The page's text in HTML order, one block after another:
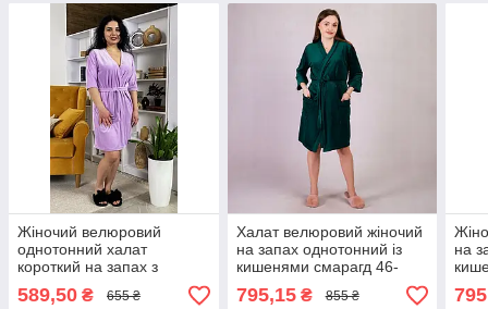
Жіночий велюровий
однотонний халат
короткий на запах з
кишенями фіолетовий 44-
54р.
589,50 ₴ 655 ₴
Халат велюровий жіночий
на запах однотонний із
кишенями смарагд 46-
795,15₴ 855 ₴
на